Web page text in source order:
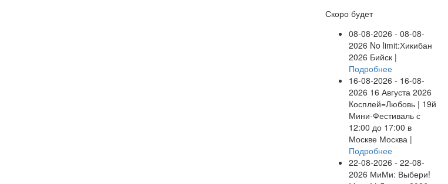
Скоро будет
08-08-2026 - 08-08-
2026 No limit:Хикибан
2026 Бийск |
Подробнее
16-08-2026 - 16-08-
2026 16 Августа 2026
Косплей=Любовь | 19й
Мини-Фестиваль с
12:00 до 17:00 в
Москве Москва |
Подробнее
22-08-2026 - 22-08-
2026 МиМи: Выбери!